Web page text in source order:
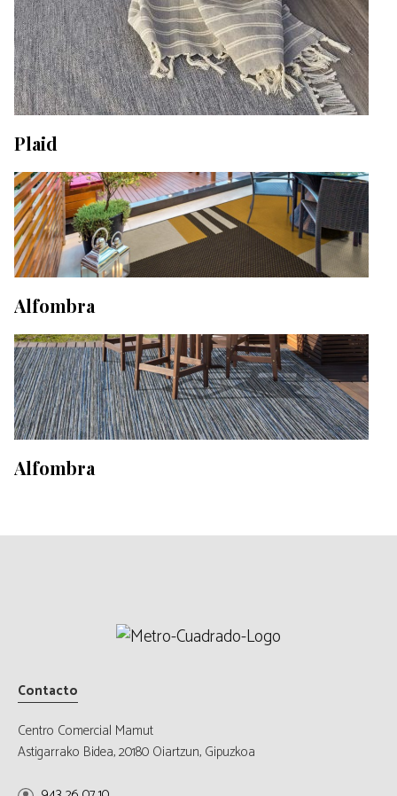
Plaid
Alfombra
Alfombra
Contacto
Centro Comercial Mamut
Astigarrako Bidea, 20180 Oiartzun, Gipuzkoa